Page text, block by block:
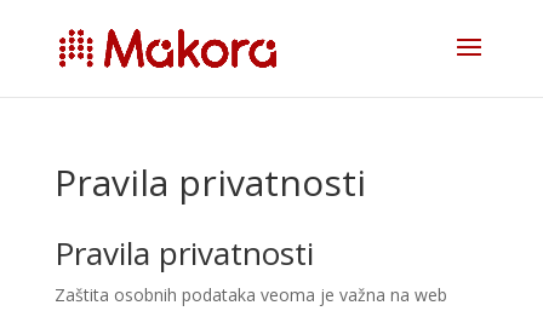
Pravila privatnosti
Pravila privatnosti
Zaštita osobnih podataka veoma je važna na web